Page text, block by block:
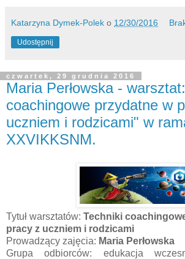
Katarzyna Dymek-Polek o 12/30/2016
Udostępnij
czwartek, 29 grudnia 2016
Maria Perłowska -
coachingowe przydatne w
uczniem i rodzicami" w
XXVIKKSNM.
Tytuł warsztatów: Techniki
pracy z uczniem i rodzicami
Prowadzący zajęcia: Maria Perłowska
Grupa odbiorców: edukacja